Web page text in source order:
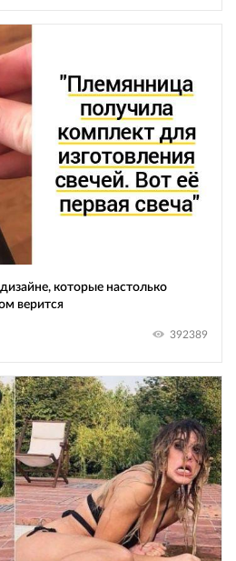
которые настолько
верится
392389